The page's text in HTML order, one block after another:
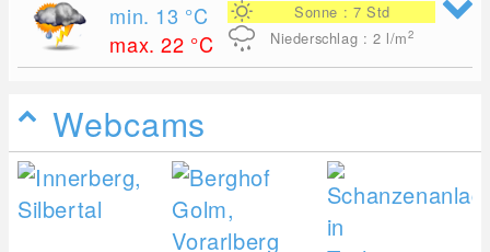
min. 13 °C
max. 22 °C
Sonne : 7 Std
Niederschlag : 2 l/m2
Webcams